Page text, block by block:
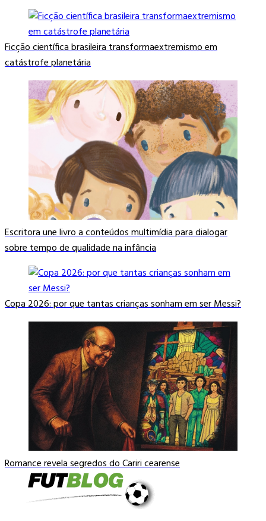
Ficção científica brasileira transformaextremismo em
catástrofe planetária
Escritora une livro a conteúdos multimídia para dialogar
sobre tempo de qualidade na infância
Copa 2026: por que tantas crianças sonham em ser Messi?
Romance revela segredos do Cariri cearense